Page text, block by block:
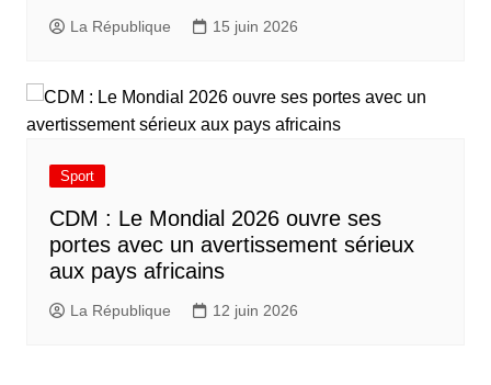
La République 15 juin 2026
Sport
CDM : Le Mondial 2026 ouvre ses
portes avec un avertissement sérieux
aux pays africains
La République 12 juin 2026